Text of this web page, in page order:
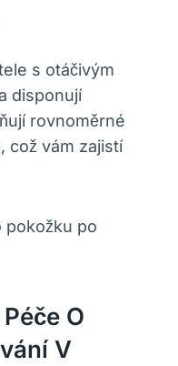
s otáčivým
disponují
rovnoměrné
což vám zajistí
O
V